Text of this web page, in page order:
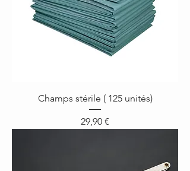
Champs stérile ( 125 unités)
Prix
29,90 €